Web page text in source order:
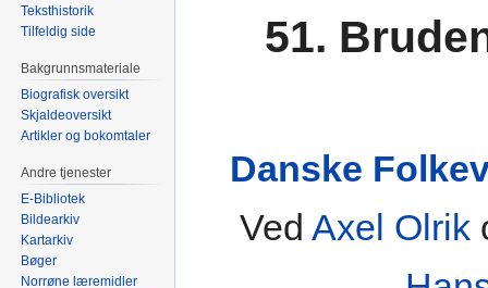
51.
Danske
VedAxel Olrik
Teksthistorik
Tilfeldig side
Bakgrunnsmateriale
Biografisk oversikt
Skjaldeoversikt
Artikler og bokomtaler
Andre tjenester
E-Bibliotek
Bildearkiv
Kartarkiv
Bøger
Norrøne læremidler